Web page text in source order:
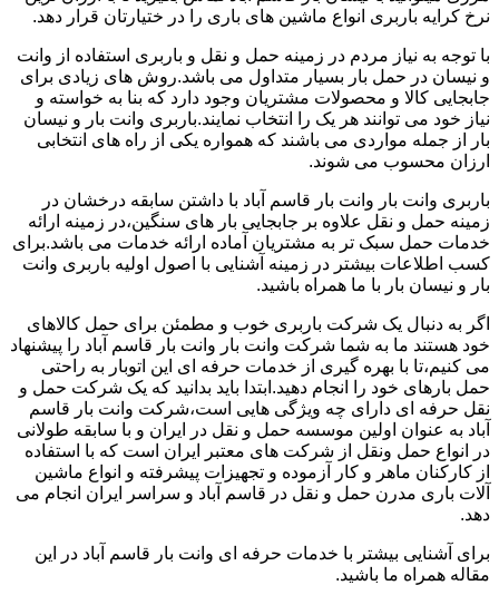
نرخ کرایه باربری انواع ماشین های باری را در ختیارتان قرار دهد.
با توجه به نیاز مردم در زمینه حمل و نقل و باربری استفاده از وانت
و نیسان در حمل بار بسیار متداول می باشد.روش های زیادی برای
جابجایی کالا و محصولات مشتریان وجود دارد که بنا به خواسته و
نیاز خود می توانند هر یک را انتخاب نمایند.باربری وانت بار و نیسان
بار از جمله مواردی می باشند که همواره یکی از راه های انتخابی
ارزان محسوب می شوند.
باربری وانت بار وانت بار قاسم آباد با داشتن سابقه درخشان در
زمینه حمل و نقل علاوه بر جابجایی بار های سنگین،در زمینه ارائه
خدمات حمل سبک تر به مشتریان آماده ارائه خدمات می باشد.برای
کسب اطلاعات بیشتر در زمینه آشنایی با اصول اولیه باربری وانت
بار و نیسان بار با ما همراه باشید.
اگر به دنبال یک شرکت باربری خوب و مطمئن برای حمل کالاهای
خود هستند ما به شما شرکت وانت بار وانت بار قاسم آباد را پیشنهاد
می کنیم،تا با بهره گیری از خدمات حرفه ای این اتوبار به راحتی
حمل بارهای خود را انجام دهید.ابتدا باید بدانید که یک شرکت حمل و
نقل حرفه ای دارای چه ویژگی هایی است،شرکت وانت بار قاسم
آباد به عنوان اولین موسسه حمل و نقل در ایران و با سابقه طولانی
در انواع حمل ونقل از شرکت های معتبر ایران است که با استفاده
از کارکنان ماهر و کار آزموده و تجهیزات پیشرفته و انواع ماشین
آلات باری مدرن حمل و نقل در قاسم آباد و سراسر ایران انجام می
دهد.
برای آشنایی بیشتر با خدمات حرفه ای وانت بار قاسم آباد در این
مقاله همراه ما باشید.